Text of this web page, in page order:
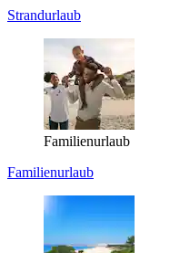
Strandurlaub
Familienurlaub
Familienurlaub